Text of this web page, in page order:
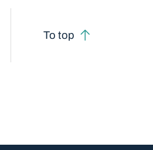
To top